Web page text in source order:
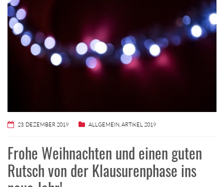
23. DEZEMBER 2019 ALLGEMEIN ARTIKEL 2019
Frohe Weihnachten und einen guten
Rutsch von der Klausurenphase ins